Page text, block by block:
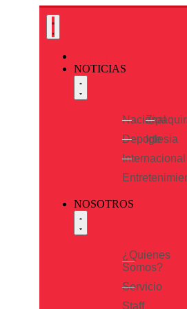
NOTICIAS
Nacional
Deporte
Internacional
Iglesia
NOSOTROS
¿Quienes
Somos?
Servicio
Staff